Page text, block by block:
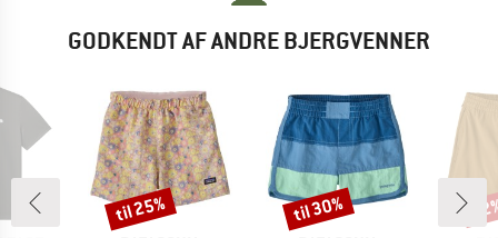
GODKENDT AF ANDRE BJERGVENNER
Rabat
til 25% Rabat
til 30%